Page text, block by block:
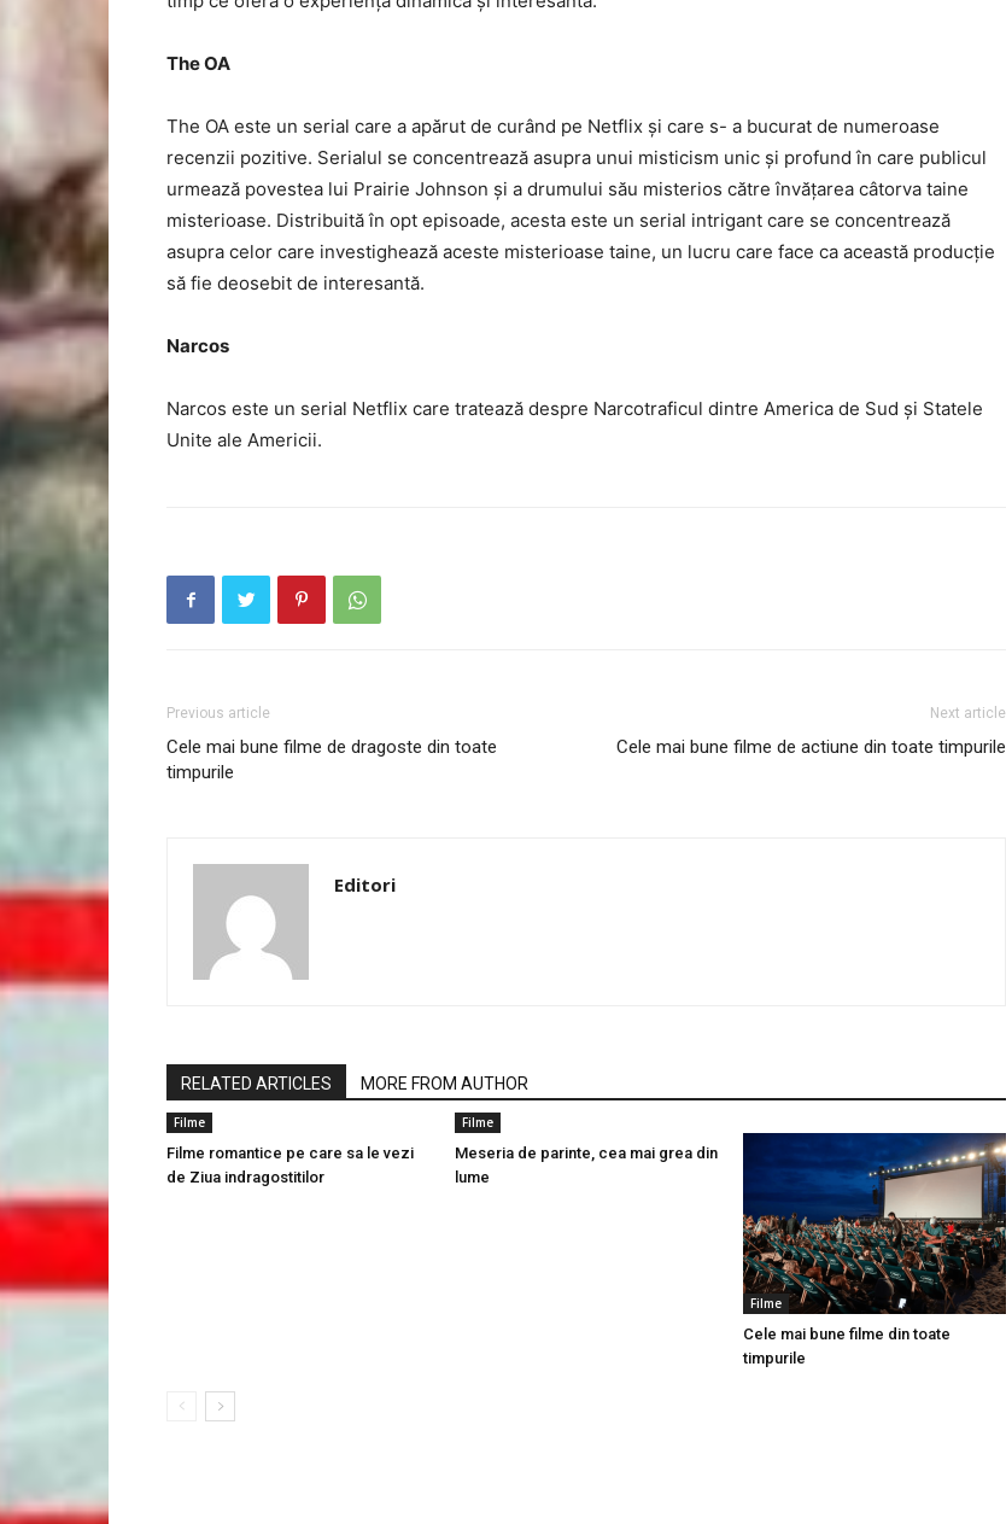
The OA
The OA este un serial care a apărut de curând pe Netflix și care s- a bucurat de numeroase
recenzii pozitive. Serialul se concentrează asupra unui misticism unic și profund în care publicul
urmează povestea lui Prairie Johnson și a drumului său misterios către învățarea câtorva taine
misterioase. Distribuită în opt episoade, acesta este un serial intrigant care se concentrează
asupra celor care investighează aceste misterioase taine, un lucru care face ca această producție
să fie deosebit de interesantă.
Narcos
Narcos este un serial Netflix care tratează despre Narcotraficul dintre America de Sud și Statele
Unite ale Americii.
Previous article
Cele mai bune filme de dragoste din toate
timpurile
Next article
Cele mai bune filme de actiune din toate timpurile
Editori
RELATED ARTICLES MORE FROM AUTHOR
Filme
Filme romantice pe care sa le vezi
de Ziua indragostitilor
Filme
Meseria de parinte, cea mai grea din
lume
Filme
Cele mai bune filme din toate
timpurile